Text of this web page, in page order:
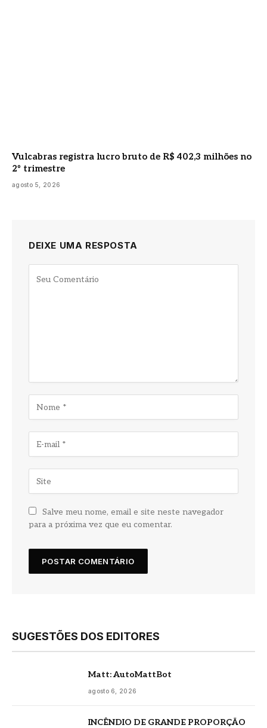
Vulcabras registra lucro bruto de R$ 402,3 milhões no
2º trimestre
agosto 5, 2026
DEIXE UMA RESPOSTA
Salve meu nome, email e site neste navegador
para a próxima vez que eu comentar.
SUGESTÕES DOS EDITORES
Matt: AutoMattBot
agosto 6, 2026
INCÊNDIO DE GRANDE PROPORÇÃO